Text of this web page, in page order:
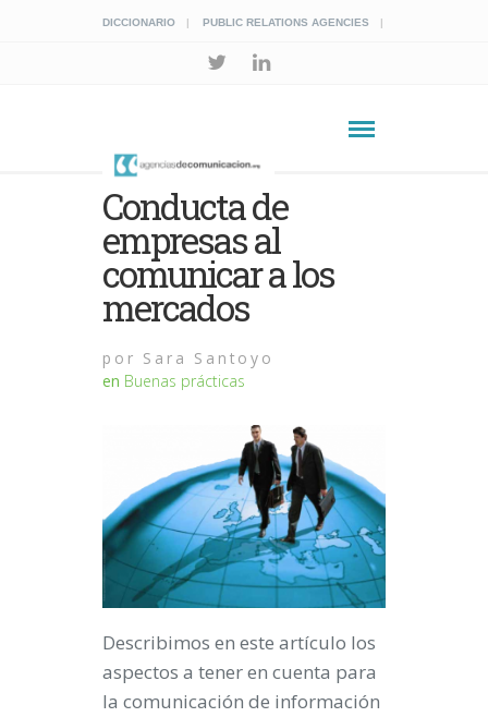
DICCIONARIO PUBLIC RELATIONS AGENCIES
Conducta de
empresas al
comunicar a los
mercados
por Sara Santoyo
en Buenas prácticas
Describimos en este artículo los
aspectos a tener en cuenta para
la comunicación de información